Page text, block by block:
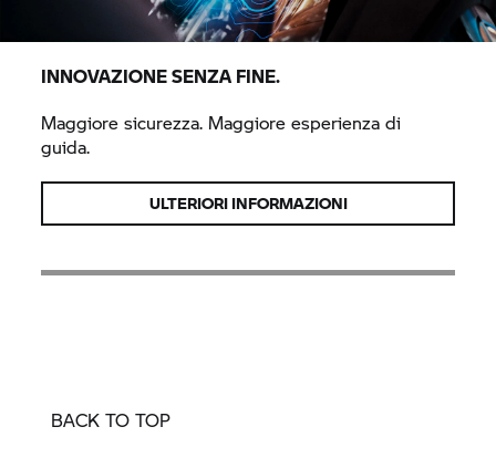
INNOVAZIONE SENZA FINE.
Maggiore sicurezza. Maggiore esperienza di
guida.
ULTERIORI INFORMAZIONI
BACK TO TOP